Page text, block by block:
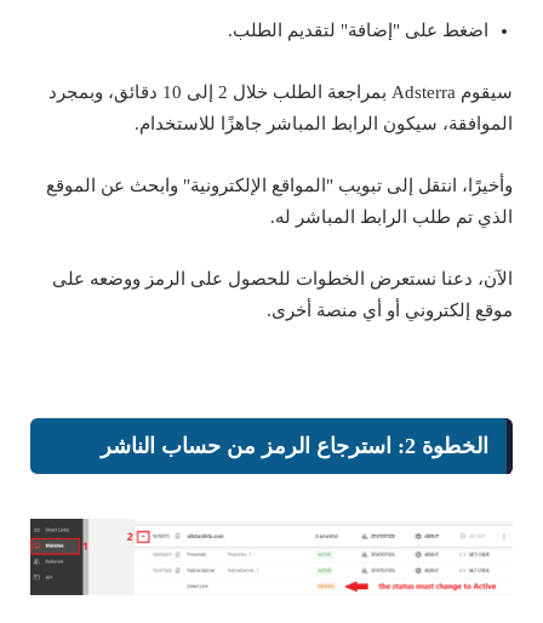
اضغط على "إضافة" لتقديم الطلب.
سيقوم Adsterra بمراجعة الطلب خلال 2 إلى 10 دقائق، وبمجرد
الموافقة، سيكون الرابط المباشر جاهزًا للاستخدام.
وأخيرًا، انتقل إلى تبويب "المواقع الإلكترونية" وابحث عن الموقع
الذي تم طلب الرابط المباشر له.
الآن، دعنا نستعرض الخطوات للحصول على الرمز ووضعه على
موقع إلكتروني أو أي منصة أخرى.
الخطوة 2: استرجاع الرمز من حساب الناشر